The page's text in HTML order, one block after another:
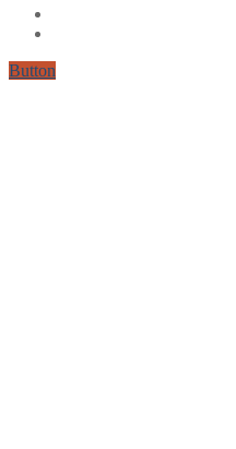
Button